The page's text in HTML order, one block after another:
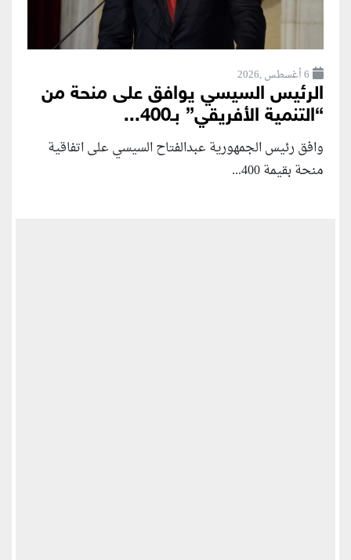
6 أغسطس ,2026
الرئيس السيسي يوافق على منحة من
“التنمية الأفريقي” بـ400...
وافق رئيس الجمهورية عبدالفتاح السيسي على اتفاقية
منحة بقيمة 400...